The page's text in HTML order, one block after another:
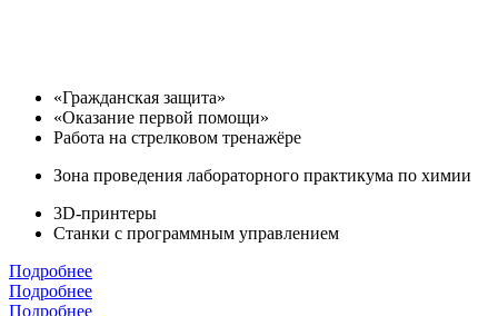
«Гражданская защита»
«Оказание первой помощи»
Работа на стрелковом тренажёре
Зона проведения лабораторного практикума по химии
3D-принтеры
Станки с программным управлением
Подробнее
Подробнее
Подробнее